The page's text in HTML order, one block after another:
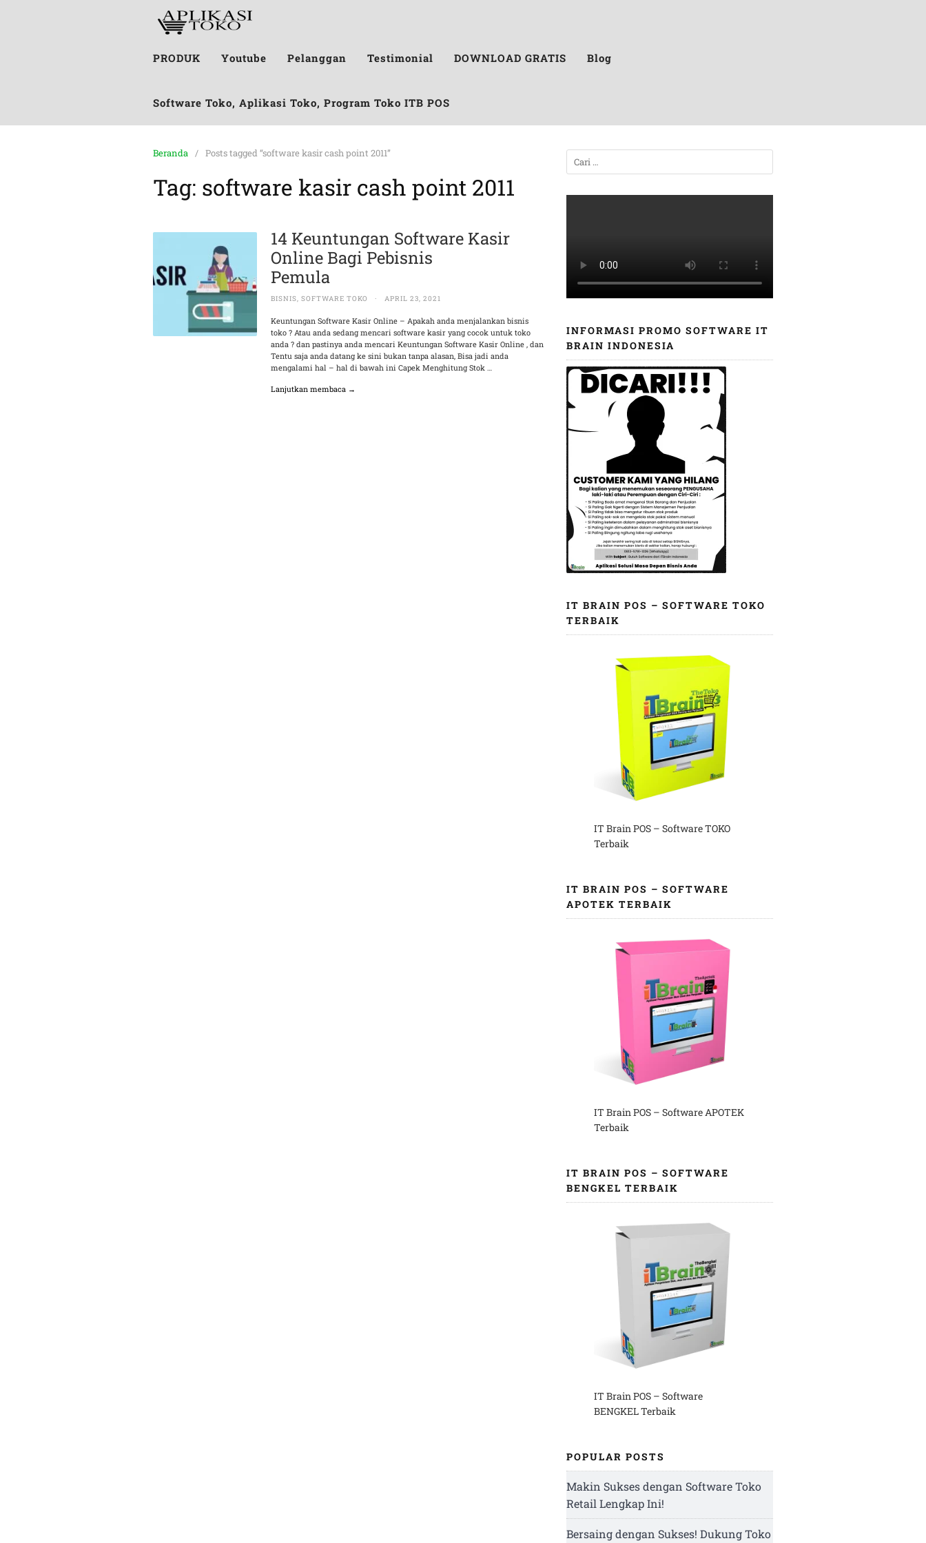
PRODUK Youtube Pelanggan Testimonial DOWNLOAD GRATIS Blog
Software Toko, Aplikasi Toko, Program Toko ITB POS
Beranda Posts tagged “software kasir cash point 2011”
Tag: software kasir cash point 2011
14 Keuntungan Software Kasir
Online Bagi Pebisnis
Pemula
BISNIS,SOFTWARE TOKO · APRIL 23, 2021
Keuntungan Software Kasir Online – Apakah anda menjalankan bisnis
toko ? Atau anda sedang mencari software kasir yang cocok untuk toko
anda ? dan pastinya anda mencari Keuntungan Software Kasir Online , dan
Tentu saja anda datang ke sini bukan tanpa alasan, Bisa jadi anda
mengalami hal – hal di bawah ini Capek Menghitung Stok …
Lanjutkan membaca →
INFORMASI PROMO SOFTWARE IT
BRAIN INDONESIA
IT BRAIN POS – SOFTWARE TOKO
TERBAIK
IT Brain POS – Software TOKO
Terbaik
IT BRAIN POS – SOFTWARE
APOTEK TERBAIK
IT Brain POS – Software APOTEK
Terbaik
IT BRAIN POS – SOFTWARE
BENGKEL TERBAIK
IT Brain POS – Software
BENGKEL Terbaik
POPULAR POSTS
Makin Sukses dengan Software Toko
Retail Lengkap Ini!
Bersaing dengan Sukses! Dukung Toko